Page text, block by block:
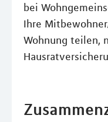
bei
Ihre
Wohnung teilen,